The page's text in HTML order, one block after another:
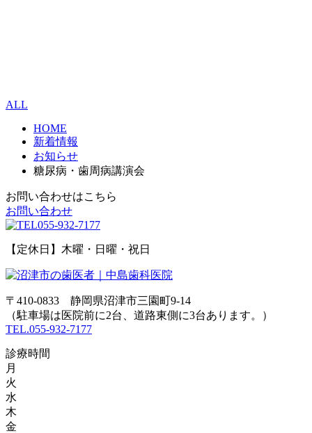
ALL
HOME
新着情報
お知らせ
糖尿病・歯周病講演会
お問い合わせはこちら
お問い合わせ
055-932-7177
【定休日】木曜・日曜・祝日
〒410-0833 静岡県沼津市三園町9-14
（駐車場は医院前に2台、道路東側に3台あります。）
TEL.055-932-7177
診療時間
月
火
水
木
金